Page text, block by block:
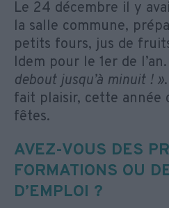
Le 24 décembre il y
la salle commune,
petits fours, jus de
Idem pour le 1er de l’an.
debout jusqu’à minuit ! »
fait plaisir, cette année
fêtes.
AVEZ-VOUS DES
FORMATIONS OU
D’EMPLOI ?